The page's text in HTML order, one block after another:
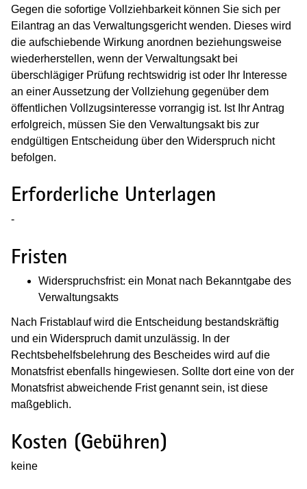
Gegen die sofortige Vollziehbarkeit können Sie sich per
Eilantrag an das Verwaltungsgericht wenden. Dieses wird
die aufschiebende Wirkung anordnen beziehungsweise
wiederherstellen, wenn der Verwaltungsakt bei
überschlägiger Prüfung rechtswidrig ist oder Ihr Interesse
an einer Aussetzung der Vollziehung gegenüber dem
öffentlichen Vollzugsinteresse vorrangig ist. Ist Ihr Antrag
erfolgreich, müssen Sie den Verwaltungsakt bis zur
endgültigen Entscheidung über den Widerspruch nicht
befolgen.
Erforderliche Unterlagen
-
Fristen
Widerspruchsfrist: ein Monat nach Bekanntgabe des
Verwaltungsakts
Nach Fristablauf wird die Entscheidung bestandskräftig
und ein Widerspruch damit unzulässig. In der
Rechtsbehelfsbelehrung des Bescheides wird auf die
Monatsfrist ebenfalls hingewiesen. Sollte dort eine von der
Monatsfrist abweichende Frist genannt sein, ist diese
maßgeblich.
Kosten (Gebühren)
keine